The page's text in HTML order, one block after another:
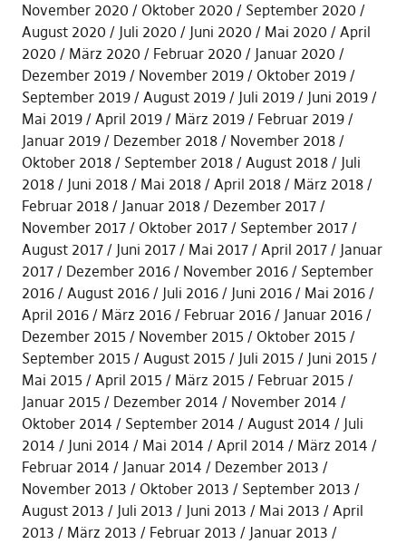
November 2020
Oktober 2020
September 2020
August 2020
Juli 2020 Juni 2020 Mai 2020
April
2020
März 2020 Februar 2020
Januar 2020
Dezember 2019
November 2019
Oktober 2019
September 2019
August 2019 Juli 2019
Juni 2019
Mai 2019
April 2019 März 2019
Februar 2019
Januar 2019
Dezember 2018
November 2018
Oktober 2018
September 2018 August 2018
Juli
2018
Juni 2018 Mai 2018 April 2018
März 2018
Februar 2018
Januar 2018
Dezember 2017
November 2017
Oktober 2017
September 2017
August 2017
Juni 2017 Mai 2017 April 2017
Januar
2017
Dezember 2016 November 2016
September
2016
August 2016 Juli 2016 Juni 2016
Mai 2016
April 2016
März 2016 Februar 2016
Januar 2016
Dezember 2015
November 2015
Oktober 2015
September 2015
August 2015 Juli 2015
Juni 2015
Mai 2015
April 2015 März 2015
Februar 2015
Januar 2015
Dezember 2014
November 2014
Oktober 2014
September 2014 August 2014
Juli
2014
Juni 2014 Mai 2014 April 2014
März 2014
Februar 2014
Januar 2014
Dezember 2013
November 2013
Oktober 2013
September 2013
August 2013
Juli 2013 Juni 2013 Mai 2013
April
2013
März 2013 Februar 2013
Januar 2013